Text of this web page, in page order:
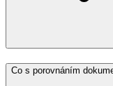
Co s porovnáním